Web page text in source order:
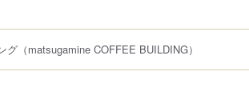
グ （matsugamine COFFEE BUILDING）